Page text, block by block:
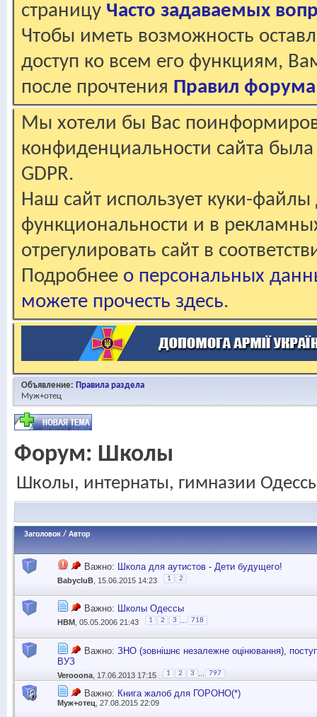
страницу Часто задаваемых
Чтобы иметь возможность
доступ ко всем его функциям,
после прочтения Правил форума
Мы хотели бы Вас
конфиденциальности сайта
GDPR.
Наш сайт использует куки-файлы
функциональности и в
отрегулировать сайт в
Подробнее о персональных
можете прочесть здесь.
Объявление: Правила раздела
Муж+отец
Форум: Школы
Школы, интернаты, гимназии
Заголовок / Автор
Важно: Школа для аутистов - Дети будущего!
BabycluB , 15.06.2015 14:23 1 2
Важно: Школы Одессы
НВМ , 05.05.2006 21:43 1 2 3 718
Важно: ЗНО (зовнішнє незалежне оцінювання),
ВУЗ
Verooona , 17.06.2013 17:15 1 2 3 797
Важно: Книга жалоб для ГОРОНО(*)
Муж+отец , 27.08.2015 22:09